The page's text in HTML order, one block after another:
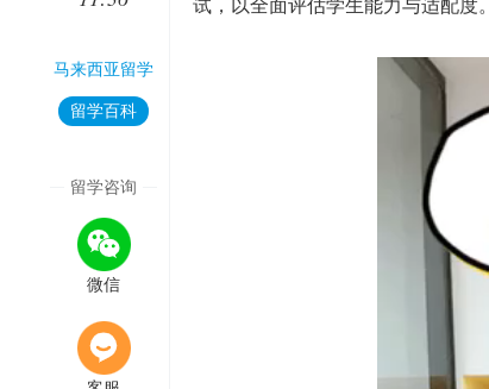
试，以全面评估学生能力与适配度。
马来西亚留学
留学百科
留学咨询
微信